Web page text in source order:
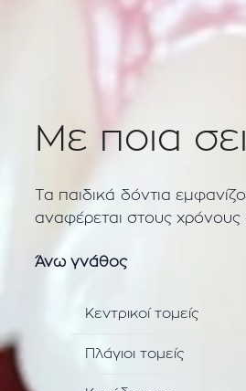
Με ποια
Τα παιδικά δόντια
αναφέρεται στους
Άνω γνάθος
Κεντρικοί τομείς
Πλάγιοι τομείς